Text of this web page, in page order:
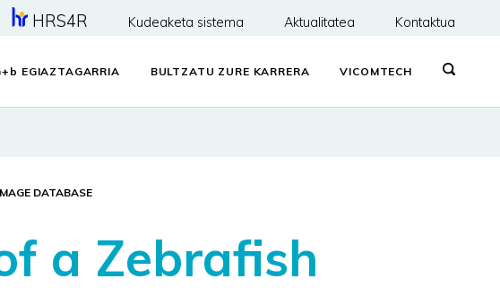
HRS4R Kudeaketa sistema Aktualitatea Kontaktua
b EGIAZTAGARRIA BULTZATU ZURE KARRERA VICOMTECH
DATABASE
a Zebrafish